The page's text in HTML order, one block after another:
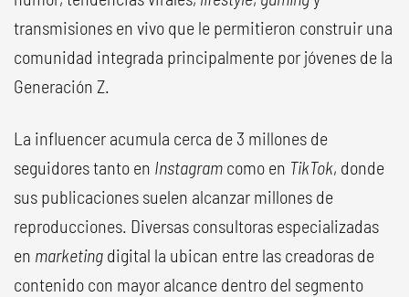
transmisiones en vivo que le permitieron construir una
comunidad integrada principalmente por jóvenes de la
Generación Z.
La influencer acumula cerca de 3 millones de
seguidores tanto en Instagram como en TikTok, donde
sus publicaciones suelen alcanzar millones de
reproducciones. Diversas consultoras especializadas
en marketing digital la ubican entre las creadoras de
contenido con mayor alcance dentro del segmento